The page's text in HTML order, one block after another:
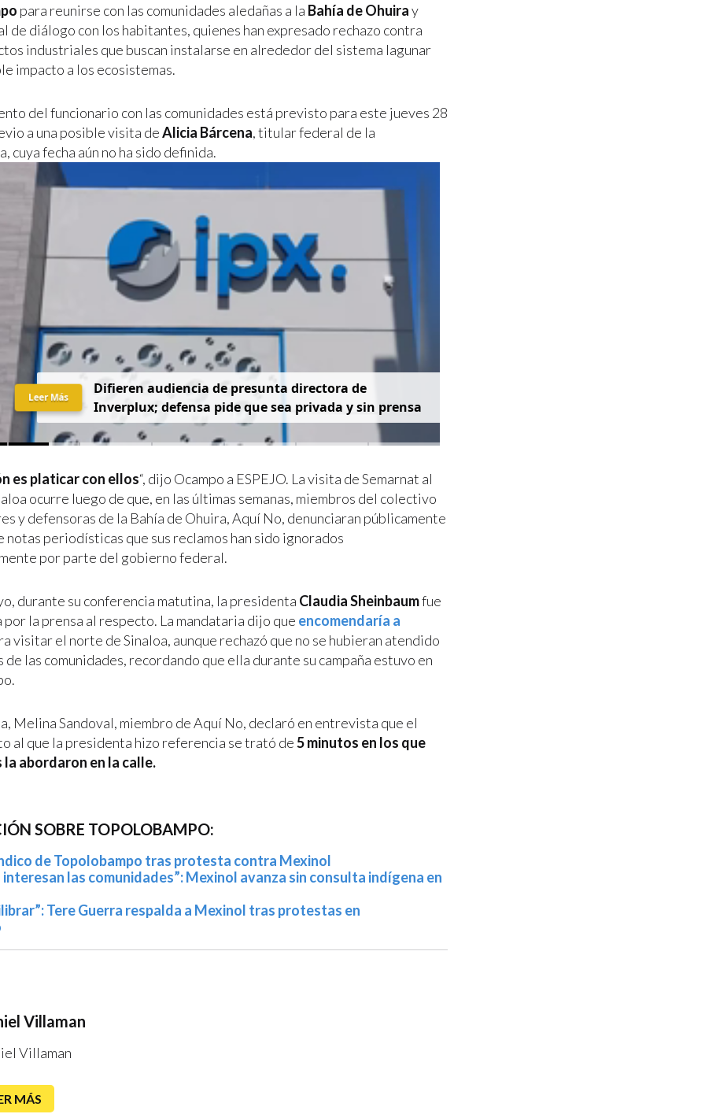
para reunirse con las comunidades aledañas a la Bahía de Ohuiray
de diálogo con los habitantes, quienes han expresado rechazo contra
industriales que buscan instalarse en alrededor del sistema lagunar
impacto a los ecosistemas.
del funcionario con las comunidades está previsto para este jueves 28
a una posible visita deAlicia Bárcena, titular federal de la
cuya fecha aún no ha sido definida.
Difieren audiencia de presunta directora de
Inverplux; defensa pidequesea privada ysin prensa
Leer Más
es platicar con ellos“, dijo Ocampo a ESPEJO. La visita de Semarnat al
ocurre luego de que, en las últimas semanas, miembros del colectivo
y defensoras de la Bahía de Ohuira, Aquí No, denunciaran públicamente
notas periodísticas que sus reclamos han sido ignorados
por parte del gobierno federal.
durante su conferencia matutina, la presidenta Claudia Sheinbaumfue
la prensa al respecto. La mandataria dijo que encomendaría a
visitar el norte de Sinaloa, aunque rechazó que no se hubieran atendido
de las comunidades, recordando que ella durante su campaña estuvo en
Melina Sandoval, miembro de Aquí No, declaró en entrevista que el
al que la presidenta hizo referencia se trató de5 minutos en los que
abordaron en la calle.
SOBRE TOPOLOBAMPO:
de Topolobampo tras protesta contra Mexinol
interesan las comunidades”: Mexinol avanza sin consulta indígena en
Tere Guerra respalda a Mexinol tras protestas en
Villaman
Villaman
MÁS